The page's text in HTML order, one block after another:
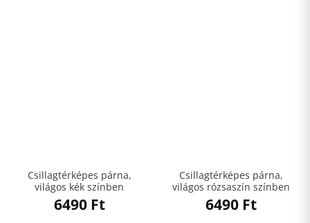
Csillagtérképes párna,
világos kék színben
6490 Ft
Csillagtérképes párna,
világos rózsaszín színben
6490 Ft